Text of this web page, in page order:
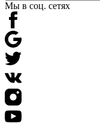
Мы в соц. сетях